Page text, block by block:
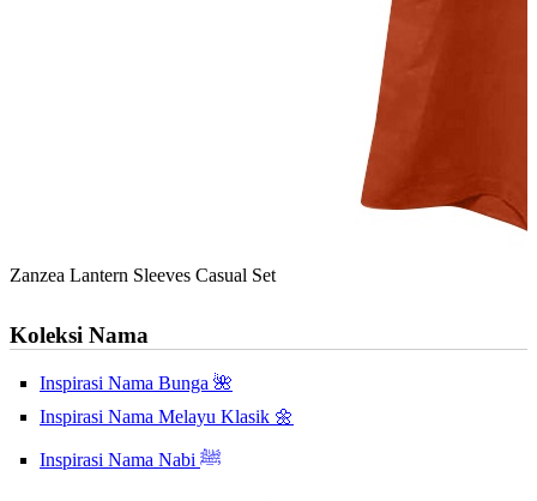
Zanzea Lantern Sleeves Casual Set
Koleksi Nama
Inspirasi Nama Bunga 🌺
Inspirasi Nama Melayu Klasik 🌼
Inspirasi Nama Nabi ﷺ